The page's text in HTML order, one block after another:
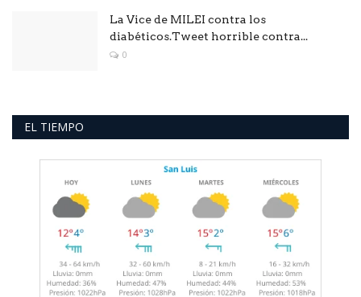
La Vice de MILEI contra los
diabéticos.Tweet horrible contra...
0
EL TIEMPO